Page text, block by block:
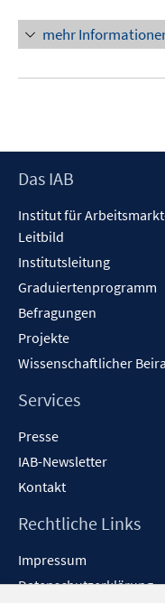
mehr
Footer
Das IAB
Institut für
Leitbild
Institutsleitung
Graduiertenprogramm
Befragungen
Projekte
Wissenschaftlicher
Services
Presse
IAB-Newsletter
Kontakt
Rechtliche Links
Impressum
Datenschutzerklärung